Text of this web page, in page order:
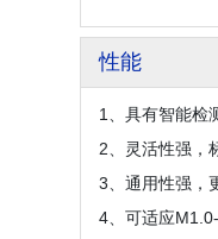
性能
1、具有智能检
2、灵活性强，
3、通用性强，
4、可适应